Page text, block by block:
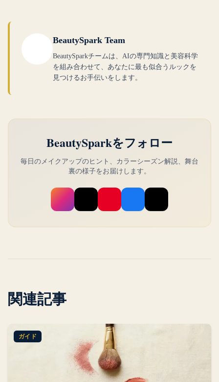
BeautySpark Team
BeautySparkチームは、AIの専門知識と美容科学
を組み合わせて、あなたに最も似合うルックを
見つけるお手伝いをします。
BeautySparkをフォロー
毎日のメイクアップのヒント、カラーシーズン解説、舞台
裏の様子をお届けします。
関連記事
ガイド